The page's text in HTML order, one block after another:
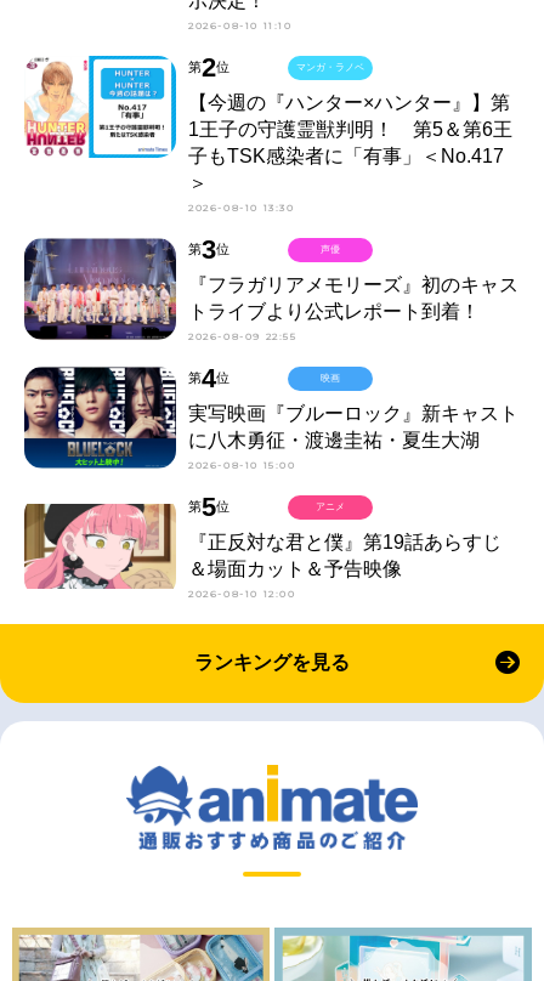
2026-08-10 11:10
第2位
【今週の『ハンター×ハンター』】第
1王子の守護霊獣判明！ 第5＆第6王
子もTSK感染者に「有事」＜No.417
＞
2026-08-10 13:30
マンガ・ラノベ
第3位
『フラガリアメモリーズ』初のキャス
トライブより公式レポート到着！
2026-08-09 22:55
声優
第4位
実写映画『ブルーロック』新キャスト
に八木勇征・渡邊圭祐・夏生大湖
2026-08-10 15:00
映画
第5位
『正反対な君と僕』第19話あらすじ
＆場面カット＆予告映像
2026-08-10 12:00
アニメ
ランキングを見る